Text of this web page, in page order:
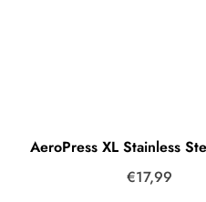
€17,99